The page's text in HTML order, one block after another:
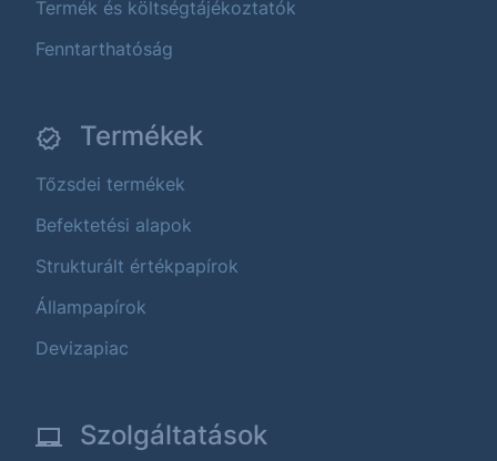
Termék és költségtájékoztatók
Fenntarthatóság
Termékek
Tőzsdei termékek
Befektetési alapok
Strukturált értékpapírok
Állampapírok
Devizapiac
Szolgáltatások